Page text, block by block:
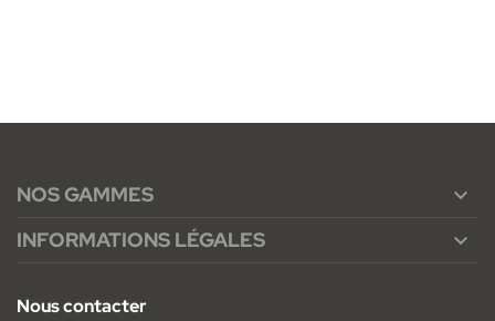
NOS GAMMES 
INFORMATIONS LÉGALES 
Nous contacter